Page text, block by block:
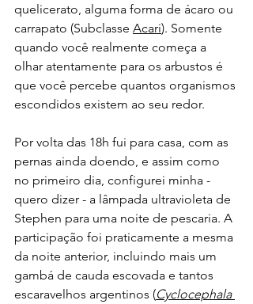
quelicerato, alguma forma de ácaro ou
carrapato (Subclasse Acari). Somente
quando você realmente começa a
olhar atentamente para os arbustos é
que você percebe quantos organismos
escondidos existem ao seu redor.
Por volta das 18h fui para casa, com as
pernas ainda doendo, e assim como
no primeiro dia, configurei minha -
quero dizer - a lâmpada ultravioleta de
Stephen para uma noite de pescaria. A
participação foi praticamente a mesma
da noite anterior, incluindo mais um
gambá de cauda escovada e tantos
escaravelhos argentinos (Cyclocephala